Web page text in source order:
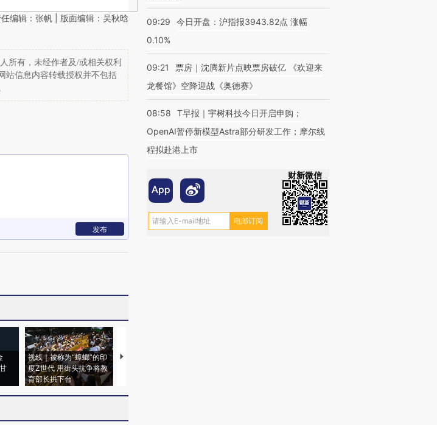
编辑：张帆 | 版面编辑：吴秋晗
所有，未经作者及/或相关权利
站信息内容转载授权并不包括
发布
视线｜被称为“蟑螂”的印
度Z世代 用街头抗争将教
育部长拱下台
视线｜“入侵”还是“人道危
09:29
今日开盘：沪指报3943.82点 涨幅
0.10%
09:21
票房｜沈腾新片点映票房破亿 《欢迎来
龙餐馆》空降迎战《奥德赛》
08:58
T早报｜宇树科技今日开启申购；
OpenAI暂停新模型Astra部分研发工作；摩尔线
程拟赴港上市
财新微信